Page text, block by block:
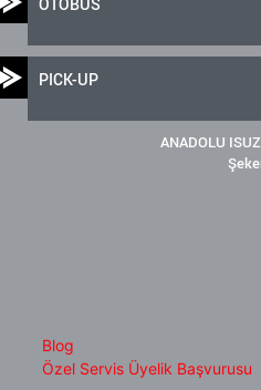
PICK-UP
ANADOLU
Blog
Özel Servis Üyelik Başvurusu